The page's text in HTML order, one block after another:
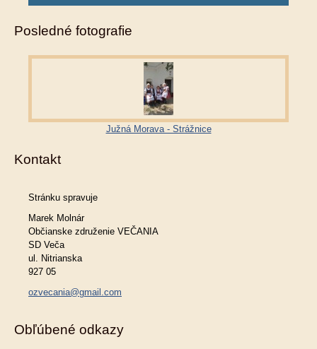
Posledné fotografie
Južná Morava - Strážnice
Kontakt
Stránku spravuje
Marek Molnár
Občianske združenie VEČANIA
SD Veča
ul. Nitrianska
927 05
ozvecania@gmail.com
Obľúbené odkazy